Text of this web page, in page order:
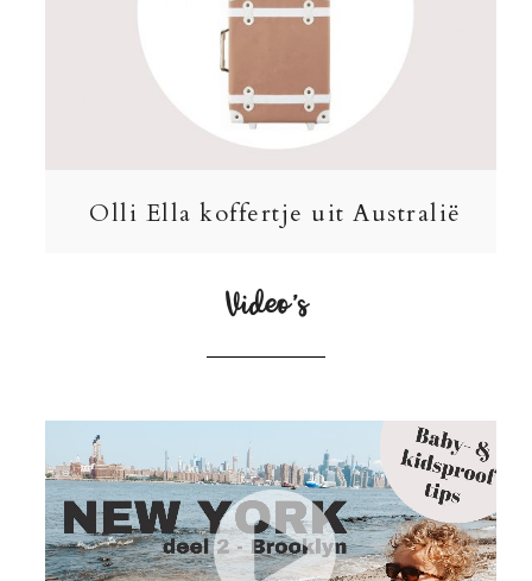
Olli Ella koffertje uit Australië
Video’s